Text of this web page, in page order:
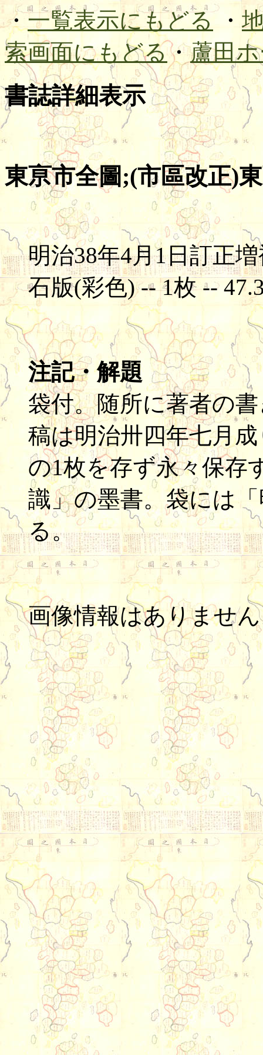
・一覧表示にもどる・
索画面にもどる・蘆田
書誌詳細表示
東亰市全圖;(市區改正)
明治38年4月1日訂正
石版(彩色) -- 1枚 --
注記・解題
袋付。随所に著者の
稿は明治卅四年七月
の1枚を存ず永々保存
識」の墨書。袋には
る。
画像情報はありませ